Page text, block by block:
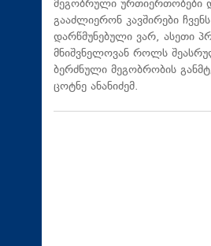
მეგობრული ურთიერთობები
გააძლიერონ კავშირები
დარწმუნებული ვარ, ასეთი
მნიშვნელოვან როლს
ბერძნული მეგობრობის
ცოტნე ანანიძემ.